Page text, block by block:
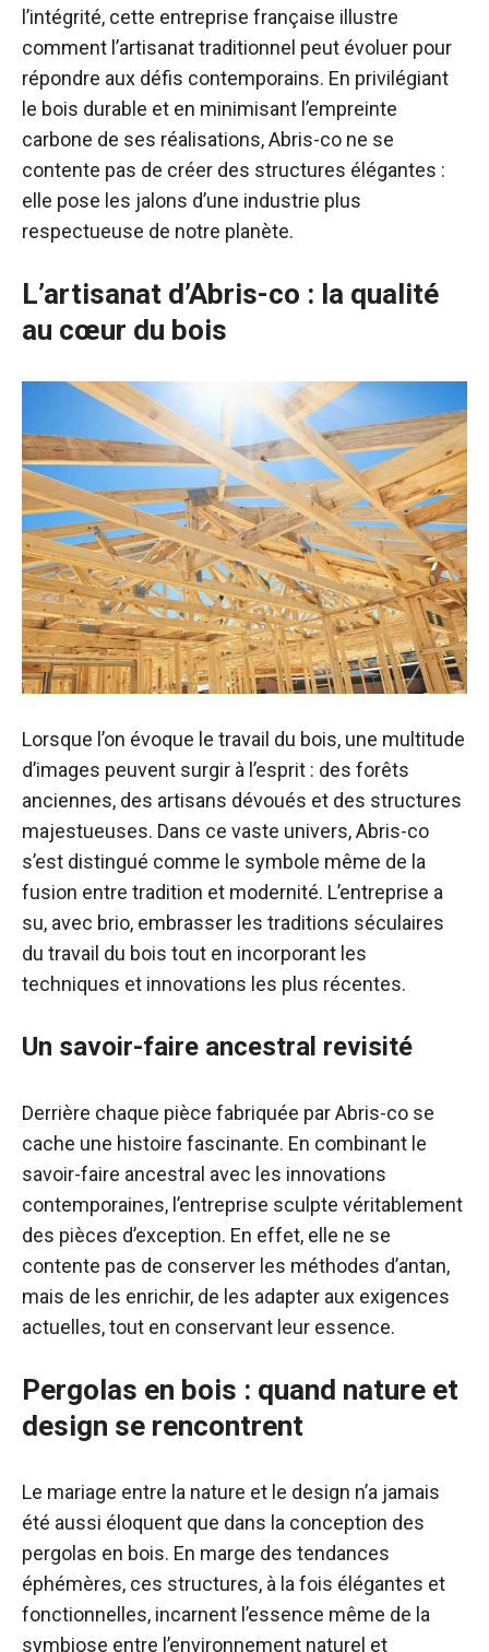
l’intégrité, cette entreprise française illustre
comment l’artisanat traditionnel peut évoluer pour
répondre aux défis contemporains. En privilégiant
le bois durable et en minimisant l’empreinte
carbone de ses réalisations, Abris-co ne se
contente pas de créer des structures élégantes :
elle pose les jalons d’une industrie plus
respectueuse de notre planète.
L’artisanat d’Abris-co : la qualité
au cœur du bois
Lorsque l’on évoque le travail du bois, une multitude
d’images peuvent surgir à l’esprit : des forêts
anciennes, des artisans dévoués et des structures
majestueuses. Dans ce vaste univers, Abris-co
s’est distingué comme le symbole même de la
fusion entre tradition et modernité. L’entreprise a
su, avec brio, embrasser les traditions séculaires
du travail du bois tout en incorporant les
techniques et innovations les plus récentes.
Un savoir-faire ancestral revisité
Derrière chaque pièce fabriquée par Abris-co se
cache une histoire fascinante. En combinant le
savoir-faire ancestral avec les innovations
contemporaines, l’entreprise sculpte véritablement
des pièces d’exception. En effet, elle ne se
contente pas de conserver les méthodes d’antan,
mais de les enrichir, de les adapter aux exigences
actuelles, tout en conservant leur essence.
Pergolas en bois : quand nature et
design se rencontrent
Le mariage entre la nature et le design n’a jamais
été aussi éloquent que dans la conception des
pergolas en bois. En marge des tendances
éphémères, ces structures, à la fois élégantes et
fonctionnelles, incarnent l’essence même de la
symbiose entre l’environnement naturel et